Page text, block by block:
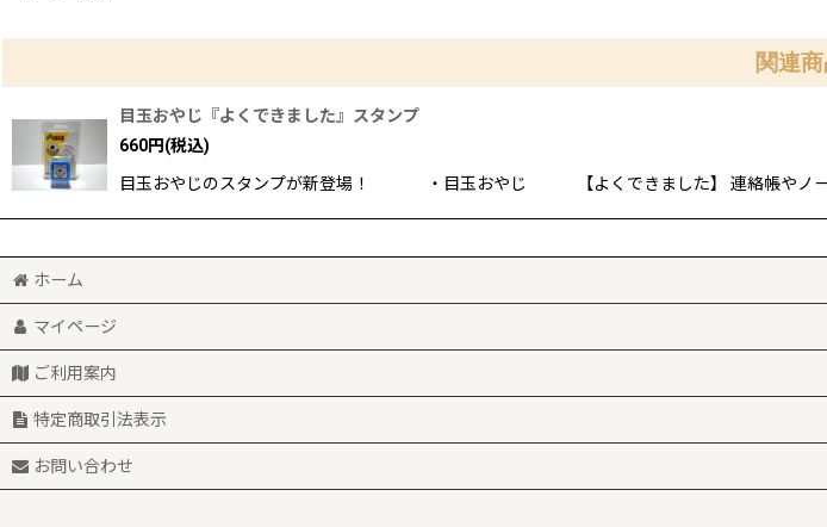
関連
目玉おやじ『よくできました』スタンプ
660円(税込)
目玉おやじのスタンプが新登場！ ・目玉おやじ 【よくできました】 連絡帳やノート
ホーム
マイページ
ご利用案内
特定商取引法表示
お問い合わせ